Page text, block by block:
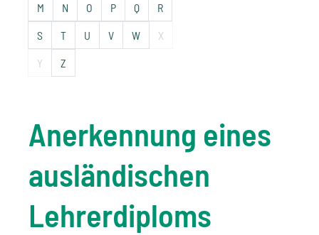
M N O P Q R
S T U V W X
Y Z
Anerkennung eines
ausländischen
Lehrerdiploms